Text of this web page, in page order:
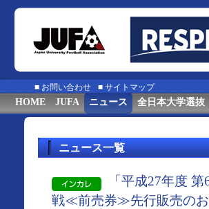
■ お問い合わせ ■ サイトマップ
HOME JUFA ニュース 全日本大学選抜
ニュース一覧
「平成27年度
戦≪前売券≫先行販売の